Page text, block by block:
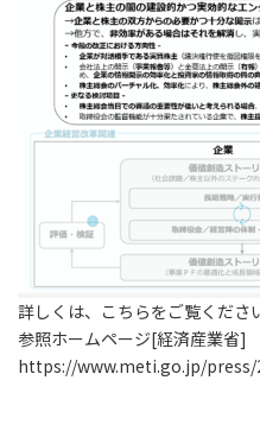
詳しくは、こちらをご覧くださ
参照ホームページ[経済産業省]
https://www.meti.go.jp/press/